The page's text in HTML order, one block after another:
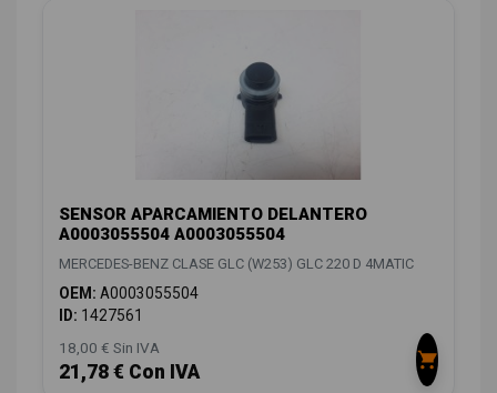
SENSOR APARCAMIENTO DELANTERO
A0003055504 A0003055504
MERCEDES-BENZ CLASE GLC (W253) GLC 220 D 4MATIC
OEM: A0003055504
ID: 1427561
18,00 € Sin IVA
21,78 € Con IVA